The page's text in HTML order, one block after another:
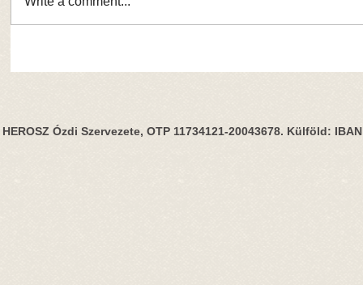
HEROSZ Ózdi Szervezete, OTP 11734121-20043678. Külföld: